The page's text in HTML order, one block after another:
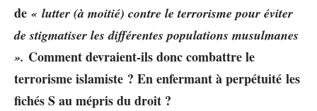
de « lutter (à moitié) contre le terrorisme pour éviter
de stigmatiser les différentes populations musulmanes
». Comment devraient-ils donc combattre le
terrorisme islamiste ? En enfermant à perpétuité les
fichés S au mépris du droit ?